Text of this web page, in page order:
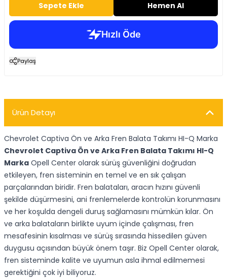
Sepete Ekle Hemen Al
Paylaş
Ürün Detayı
Chevrolet Captiva Ön ve Arka Fren Balata Takımı HI-Q Marka
Chevrolet Captiva Ön ve Arka Fren Balata Takımı HI-Q
Marka Opell Center olarak sürüş güvenliğini doğrudan
etkileyen, fren sisteminin en temel ve en sık çalışan
parçalarından biridir. Fren balataları, aracın hızını güvenli
şekilde düşürmesini, ani frenlemelerde kontrolün korunmasını
ve her koşulda dengeli duruş sağlamasını mümkün kılar. Ön
ve arka balataların birlikte uyum içinde çalışması, fren
mesafesinin kısalması ve sürüş sırasında hissedilen güven
duygusu açısından büyük önem taşır. Biz Opell Center olarak,
fren sisteminde kalite ve uyumun asla ihmal edilmemesi
gerektiğini çok iyi biliyoruz.